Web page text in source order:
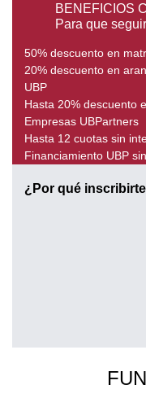
BENEFICIOS
Para que
50% descuento en
20% descuento en
UBP
Hasta 20% descuento
Empresas UBPartners
Hasta 12 cuotas sin
Financiamiento UBP
¿Por qué